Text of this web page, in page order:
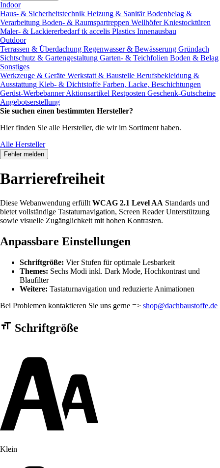
Indoor
Haus- & Sicherheitstechnik Heizung & SanitärBodenbelag &
Verarbeitung Boden- & Raumspartreppen Wellhöfer Kniestocktüren
Maler- & Lackiererbedarftk accelis Plastics Innenausbau
Outdoor
Terrassen & Überdachung Regenwasser & Bewässerung Gründach
Sichtschutz & Gartengestaltung Garten- & Teichfolien Boden & Belag
Sonstiges
Werkzeuge & Geräte Werkstatt & Baustelle Berufsbekleidung &
Ausstattung Kleb- & Dichtstoffe Farben, Lacke, Beschichtungen
Gerüst-WerbebannerAktionsartikel Restposten Geschenk-Gutscheine
Angebotserstellung
Sie suchen einen bestimmten Hersteller?
Hier finden Sie alle Hersteller, die wir im Sortiment haben.
Alle Hersteller
Fehler melden
Barrierefreiheit
Diese Webanwendung erfüllt WCAG 2.1 Level AA Standards und
bietet vollständige Tastaturnavigation, Screen Reader Unterstützung
sowie visuelle Zugänglichkeit mit hohen Kontrasten.
Anpassbare Einstellungen
Schriftgröße: Vier Stufen für optimale Lesbarkeit
Themes: Sechs Modi inkl. Dark Mode, Hochkontrast und
Blaufilter
Weitere: Tastaturnavigation und reduzierte Animationen
Bei Problemen kontaktieren Sie uns gerne => shop@dachbaustoffe.de
Barrierefreiheit Einstellungen Formular
Schriftgröße
Klein